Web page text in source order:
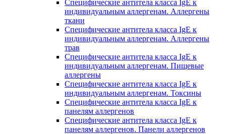
Специфические антитела класса IgE к
индивидуальным аллергенам. Аллергены
ткани
Специфические антитела класса IgE к
индивидуальным аллергенам. Аллергены
трав
Специфические антитела класса IgE к
индивидуальным аллергенам. Пищевые
аллергены
Специфические антитела класса IgE к
индивидуальным аллергенам. Токсины
Специфические антитела класса IgE к
панелям аллергенов
Специфические антитела класса IgE к
панелям аллергенов. Панели аллергенов